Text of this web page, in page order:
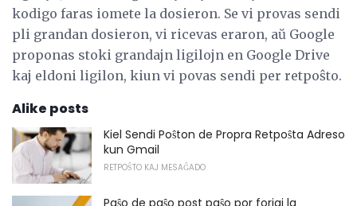
kodigo faras iomete la dosieron. Se vi provas sendi
pli grandan dosieron, vi ricevas eraron, aŭ Google
proponas stoki grandajn ligilojn en Google Drive
kaj eldoni ligilon, kiun vi povas sendi per retpoŝto.
Alike posts
Kiel Sendi Poŝton de Propra Retpoŝta Adreso
kun Gmail
RETPOŜTO KAJ MESAĜADO